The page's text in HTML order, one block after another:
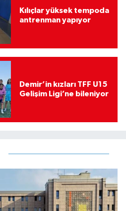
Kılıçlar yüksek tempoda
antrenman yapıyor
Demir’in kızları TFF U15
Gelişim Ligi’ne bileniyor